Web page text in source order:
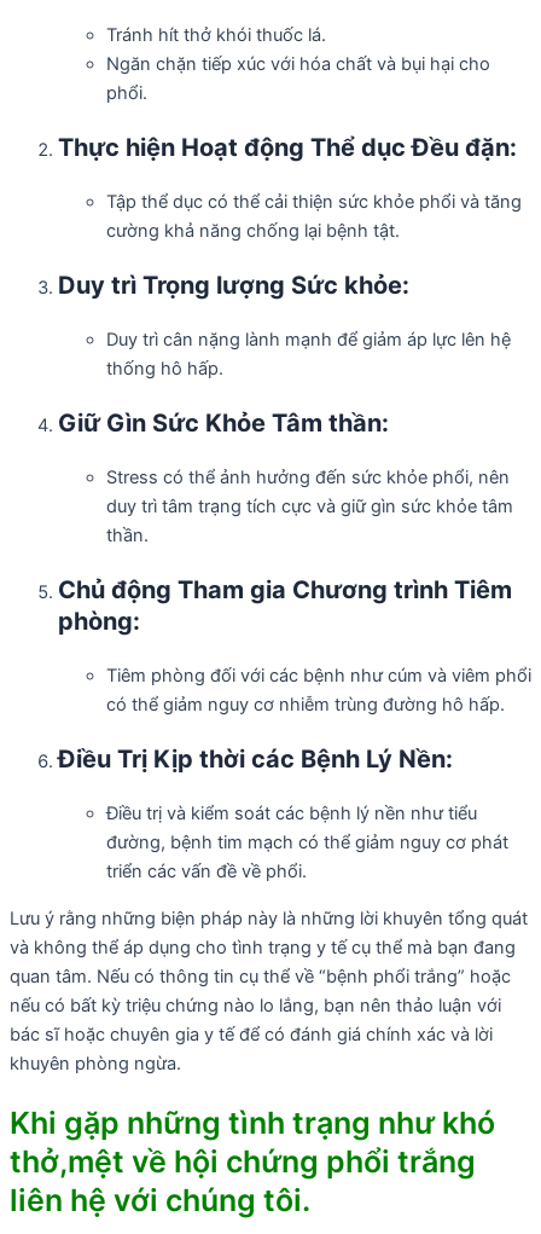
Tránh hít thở khói thuốc lá.
Ngăn chặn tiếp xúc với hóa chất và bụi hại cho
phổi.
Thực hiện Hoạt động Thể dục Đều đặn:
Tập thể dục có thể cải thiện sức khỏe phổi và tăng
cường khả năng chống lại bệnh tật.
Duy trì Trọng lượng Sức khỏe:
Duy trì cân nặng lành mạnh để giảm áp lực lên hệ
thống hô hấp.
Giữ Gìn Sức Khỏe Tâm thần:
Stress có thể ảnh hưởng đến sức khỏe phổi, nên
duy trì tâm trạng tích cực và giữ gìn sức khỏe tâm
thần.
Chủ động Tham gia Chương trình Tiêm
phòng:
Tiêm phòng đối với các bệnh như cúm và viêm phổi
có thể giảm nguy cơ nhiễm trùng đường hô hấp.
Điều Trị Kịp thời các Bệnh Lý Nền:
Điều trị và kiểm soát các bệnh lý nền như tiểu
đường, bệnh tim mạch có thể giảm nguy cơ phát
triển các vấn đề về phổi.
Lưu ý rằng những biện pháp này là những lời khuyên tổng quát
và không thể áp dụng cho tình trạng y tế cụ thể mà bạn đang
quan tâm. Nếu có thông tin cụ thể về “bệnh phổi trắng” hoặc
nếu có bất kỳ triệu chứng nào lo lắng, bạn nên thảo luận với
bác sĩ hoặc chuyên gia y tế để có đánh giá chính xác và lời
khuyên phòng ngừa.
Khi gặp những tình trạng như khó
thở,mệt về hội chứng phổi trắng
liên hệ với chúng tôi.